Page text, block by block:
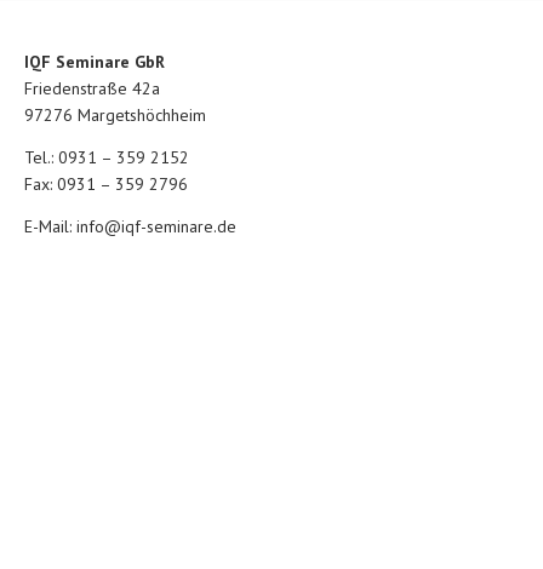
IQF Seminare GbR
Friedenstraße 42a
97276 Margetshöchheim
Tel.: 0931 – 359 2152
Fax: 0931 – 359 2796
E-Mail: info@iqf-seminare.de